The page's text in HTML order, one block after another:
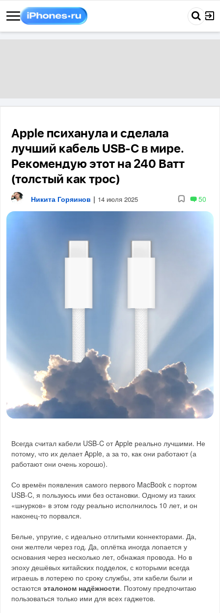
Apple психанула и сделала
лучший кабель USB-C в мире.
Рекомендую этот на 240 Ватт
(толстый как трос)
Никита Горяинов | 14 июля 2025 50
Всегда считал кабели USB-C от Apple реально лучшими. Не
потому, что их делает Apple, а за то, как они работают (а
работают они очень хорошо).
Со времён появления самого первого MacBook с портом
USB-C, я пользуюсь ими без остановки. Одному из таких
«шнурков» в этом году реально исполнилось 10 лет, и он
наконец-то порвался.
Белые, упругие, с идеально отлитыми коннекторами. Да,
они желтели через год. Да, оплётка иногда лопается у
основания через несколько лет, обнажая провода. Но в
эпоху дешёвых китайских подделок, с которыми всегда
играешь в лотерею по сроку службы, эти кабели были и
остаютсяэталоном надёжности. Поэтому предпочитаю
пользоваться только ими для всех гаджетов.